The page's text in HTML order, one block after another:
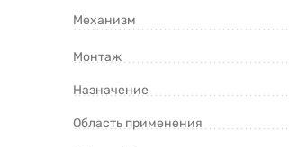
Механизм
Монтаж
Назначение
Область применения